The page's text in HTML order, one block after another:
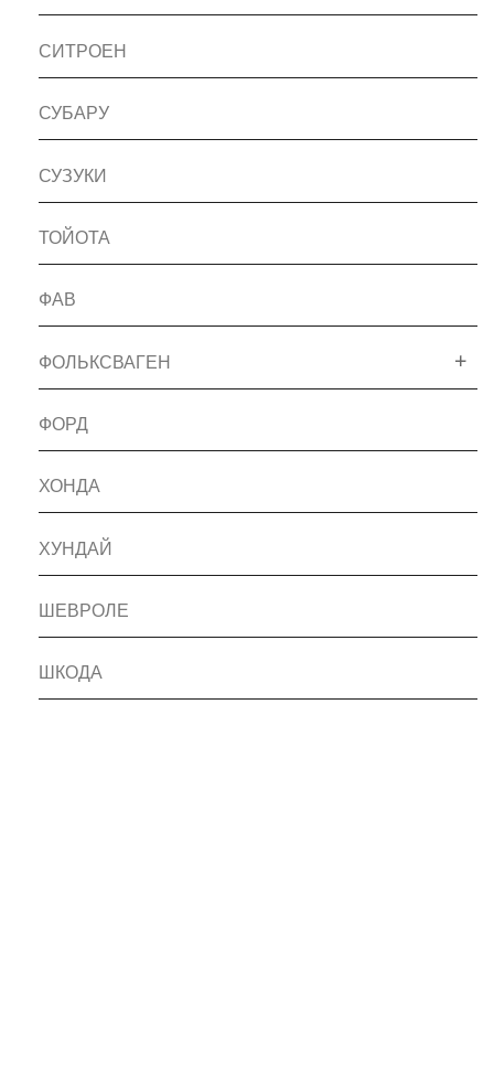
СИТРОЕН
СУБАРУ
СУЗУКИ
ТОЙОТА
ФАВ
ФОЛЬКСВАГЕН
ФОРД
ХОНДА
ХУНДАЙ
ШЕВРОЛЕ
ШКОДА